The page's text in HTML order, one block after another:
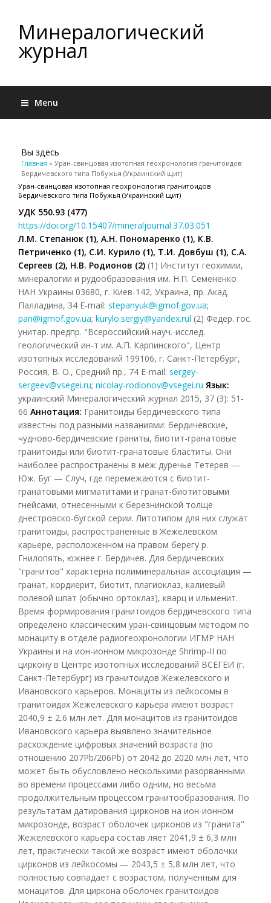
Минералогический
журнал
Menu
Вы здесь
Главная » Уран-свинцовая изотопная геохронология гранитоидов
Бердичевского типа Побужья (Украинский щит)
Уран-свинцовая изотопная геохронология гранитоидов
Бердичевского типа Побужья (Украинский щит)
УДК 550.93 (477)
https://doi.org/10.15407/mineraljournal.37.03.051
Л.М. Степанюк (1), А.Н. Пономаренко (1), К.В.
Петриченко (1), С.И. Курило (1), Т.И. Довбуш (1), С.А.
Сергеев (2), Н.В. Родионов (2) (1) Институт геохимии,
минералогии и рудообразования им. Н.П. Семененко
НАН Украины 03680, г. Киев-142, Украина, пр. Акад.
Палладина, 34 E-mail: stepanyuk@igmof.gov.ua;
pan@igmof.gov.ua; kurylo.sergiy@yandex.rul (2) Федер. гос.
унитар. предпр. "Всероссийский науч.-исслед.
геологический ин-т им. А.П. Карпинского", Центр
изотопных исследований 199106, г. Санкт-Петербург,
Россия, В. О., Средний пр., 74 E-mail: sergey-
sergeev@vsegei.ru; nicolay-rodionov@vsegei.ru Язык:
украинский Минералогический журнал 2015, 37 (3): 51-
66 Аннотация: Гранитоиды бердичевского типа
известны под разными названиями: бердичевские,
чудново-бердичевские граниты, биотит-гранатовые
гранитоиды или биотит-гранатовые бластиты. Они
наиболее распространены в меж дуречье Тетерев —
Юж. Буг — Случ, где перемежаются с биотит-
гранатовыми мигматитами и гранат-биотитовыми
гнейсами, отнесенными к березнинской толще
днестровско-бугской серии. Литотипом для них служат
гранитоиды, распространенные в Жежелевском
карьере, расположенном на правом берегу р.
Гнилопять, южнее г. Бердичев. Для бердичевских
"гранитов" характерна полиминеральная ассоциация —
гранат, кордиерит, биотит, плагиоклаз, калиевый
полевой шпат (обычно ортоклаз), кварц и ильменит.
Время формирования гранитоидов бердичевского типа
определено классическим уран-свинцовым методом по
монациту в отделе радиогеохронологии ИГМР НАН
Украины и на ион-ионном микрозонде Shrimp-II по
циркону в Центре изотопных исследований ВСЕГЕИ (г.
Санкт-Петербург) из гранитоидов Жежелевского и
Ивановского карьеров. Монациты из лейкосомы в
гранитоидах Жежелевского карьера имеют возраст
2040,9 ± 2,6 млн лет. Для монацитов из гранитоидов
Ивановского карьера выявлено значительное
расхождение цифровых значений возраста (по
отношению 207Pb/206Pb) от 2042 до 2020 млн лет, что
может быть обусловлено несколькими разорванными
во времени процессами либо одним, но весьма
продолжительным процессом гранитообразования. По
результатам датирования цирконов на ион-ионном
микрозонде, возраст оболочек цирконов из "гранита"
Жежелевского карьера состав ляет 2041,9 ± 6,3 млн
лет, практически такой же возраст имеют оболочки
цирконов из лейкосомы — 2043,5 ± 5,8 млн лет, что
полностью совпадает с возрастом, полученным для
монацитов. Для циркона оболочек гранитоидов